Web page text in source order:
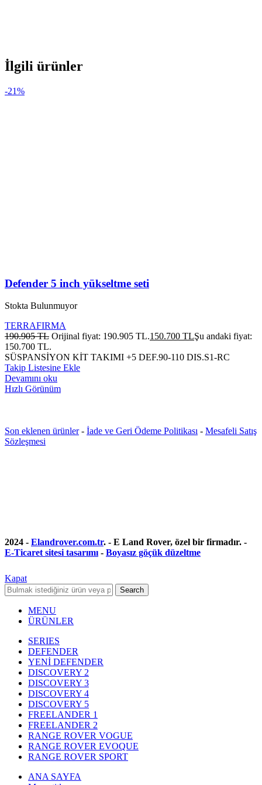
İlgili ürünler
-21%
Defender 5 inch yükseltme seti
Stokta Bulunmuyor
TERRAFIRMA
190.905TL Orijinal fiyat: 190.905 TL.150.700 TLŞu andaki fiyat:
150.700 TL.
SÜSPANSİYON KİT TAKIMI +5 DEF.90-110 DIS.S1-RC
Takip Listesine Ekle
Devamını oku
Hızlı Görünüm
Son eklenen ürünler- İade ve Geri Ödeme Politikası - Mesafeli Satış
Sözleşmesi
2024 - Elandrover.com.tr. - E Land Rover, özel bir firmadır. -
E-Ticaret sitesi tasarımı- Boyasız göçük düzeltme
Kapat
Search
MENU
ÜRÜNLER
SERIES
DEFENDER
YENİ DEFENDER
DISCOVERY 2
DISCOVERY 3
DISCOVERY 4
DISCOVERY 5
FREELANDER 1
FREELANDER 2
RANGE ROVER VOGUE
RANGE ROVER EVOQUE
RANGE ROVER SPORT
ANA SAYFA